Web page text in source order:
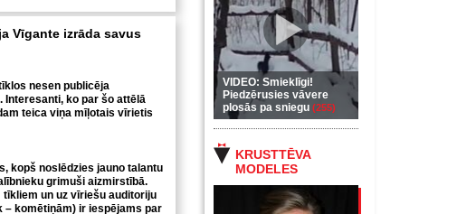
VIDEO: Smieklīgi!
Piedzērusies vāvere
plosās pa sniegu (255)
KRUSTTĒVA
MODELES
Vīgante izrāda savus
nesen publicēja
Interesanti, ko par šo attēlā
teica viņa mīļotais vīrietis
kopš noslēdzies jauno talantu
grimuši aizmirstībā.
un uz vīriešu auditoriju
– komētiņām) ir iespējams par